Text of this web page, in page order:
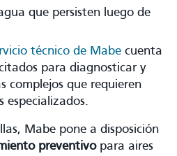
que persisten luego de
técnico de Mabe cuenta
para diagnosticar y
complejos que requieren
especializados.
Mabe pone a disposición
preventivo para aires